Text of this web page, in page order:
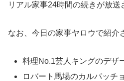
リアル家事24時間の続きが放送
なお、今日の家事ヤロウで紹介
料理No.1芸人キングのデザ
ロバート馬場のカルパッチョ